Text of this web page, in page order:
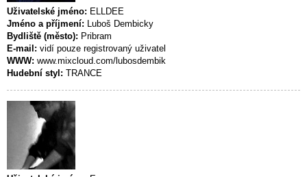
Uživatelské jméno: ELLDEE
Jméno a příjmení: Luboš Dembicky
Bydliště (město): Pribram
E-mail: vidí pouze registrovaný uživatel
WWW: www.mixcloud.com/lubosdembik
Hudební styl: TRANCE